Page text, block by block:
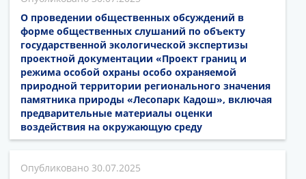
О проведении общественных обсуждений в
форме общественных слушаний по объекту
государственной экологической экспертизы
проектной документации «Проект границ и
режима особой охраны особо охраняемой
природной территории регионального значения
памятника природы «Лесопарк Кадош», включая
предварительные материалы оценки
воздействия на окружающую среду
30.07.2025